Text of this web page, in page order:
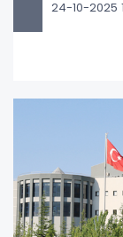
24-10-2025